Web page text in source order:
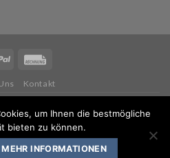
Kontakt
Sommerangebote auf Blasinstrumente! –
um Ihnen die bestmögliche
bieten zu können.
MEHR INFORMATIONEN